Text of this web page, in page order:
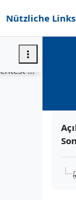
Nützliche Links
Für heute (08.02.2022) gibt es leider kein Video! ...
Teilnahme am 1. Zwischentest am 18.11